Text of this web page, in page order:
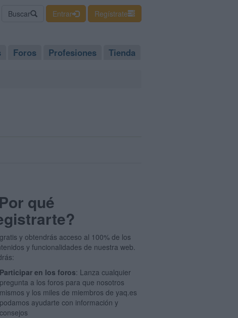
Buscar Entrar Regístrate
Foros Profesiones Tienda
qué
y obtendrás acceso al 100% de los
y funcionalidades de nuestra web.
Participar en los foros: Lanza cualquier
pregunta a los foros para que nosotros
mismos y los miles de miembros de yaq.es
podamos ayudarte con información y
consejos